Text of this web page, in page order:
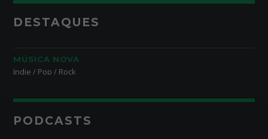
DESTAQUES
MÚSICA NOVA
Indie / Pop / Rock
PODCASTS